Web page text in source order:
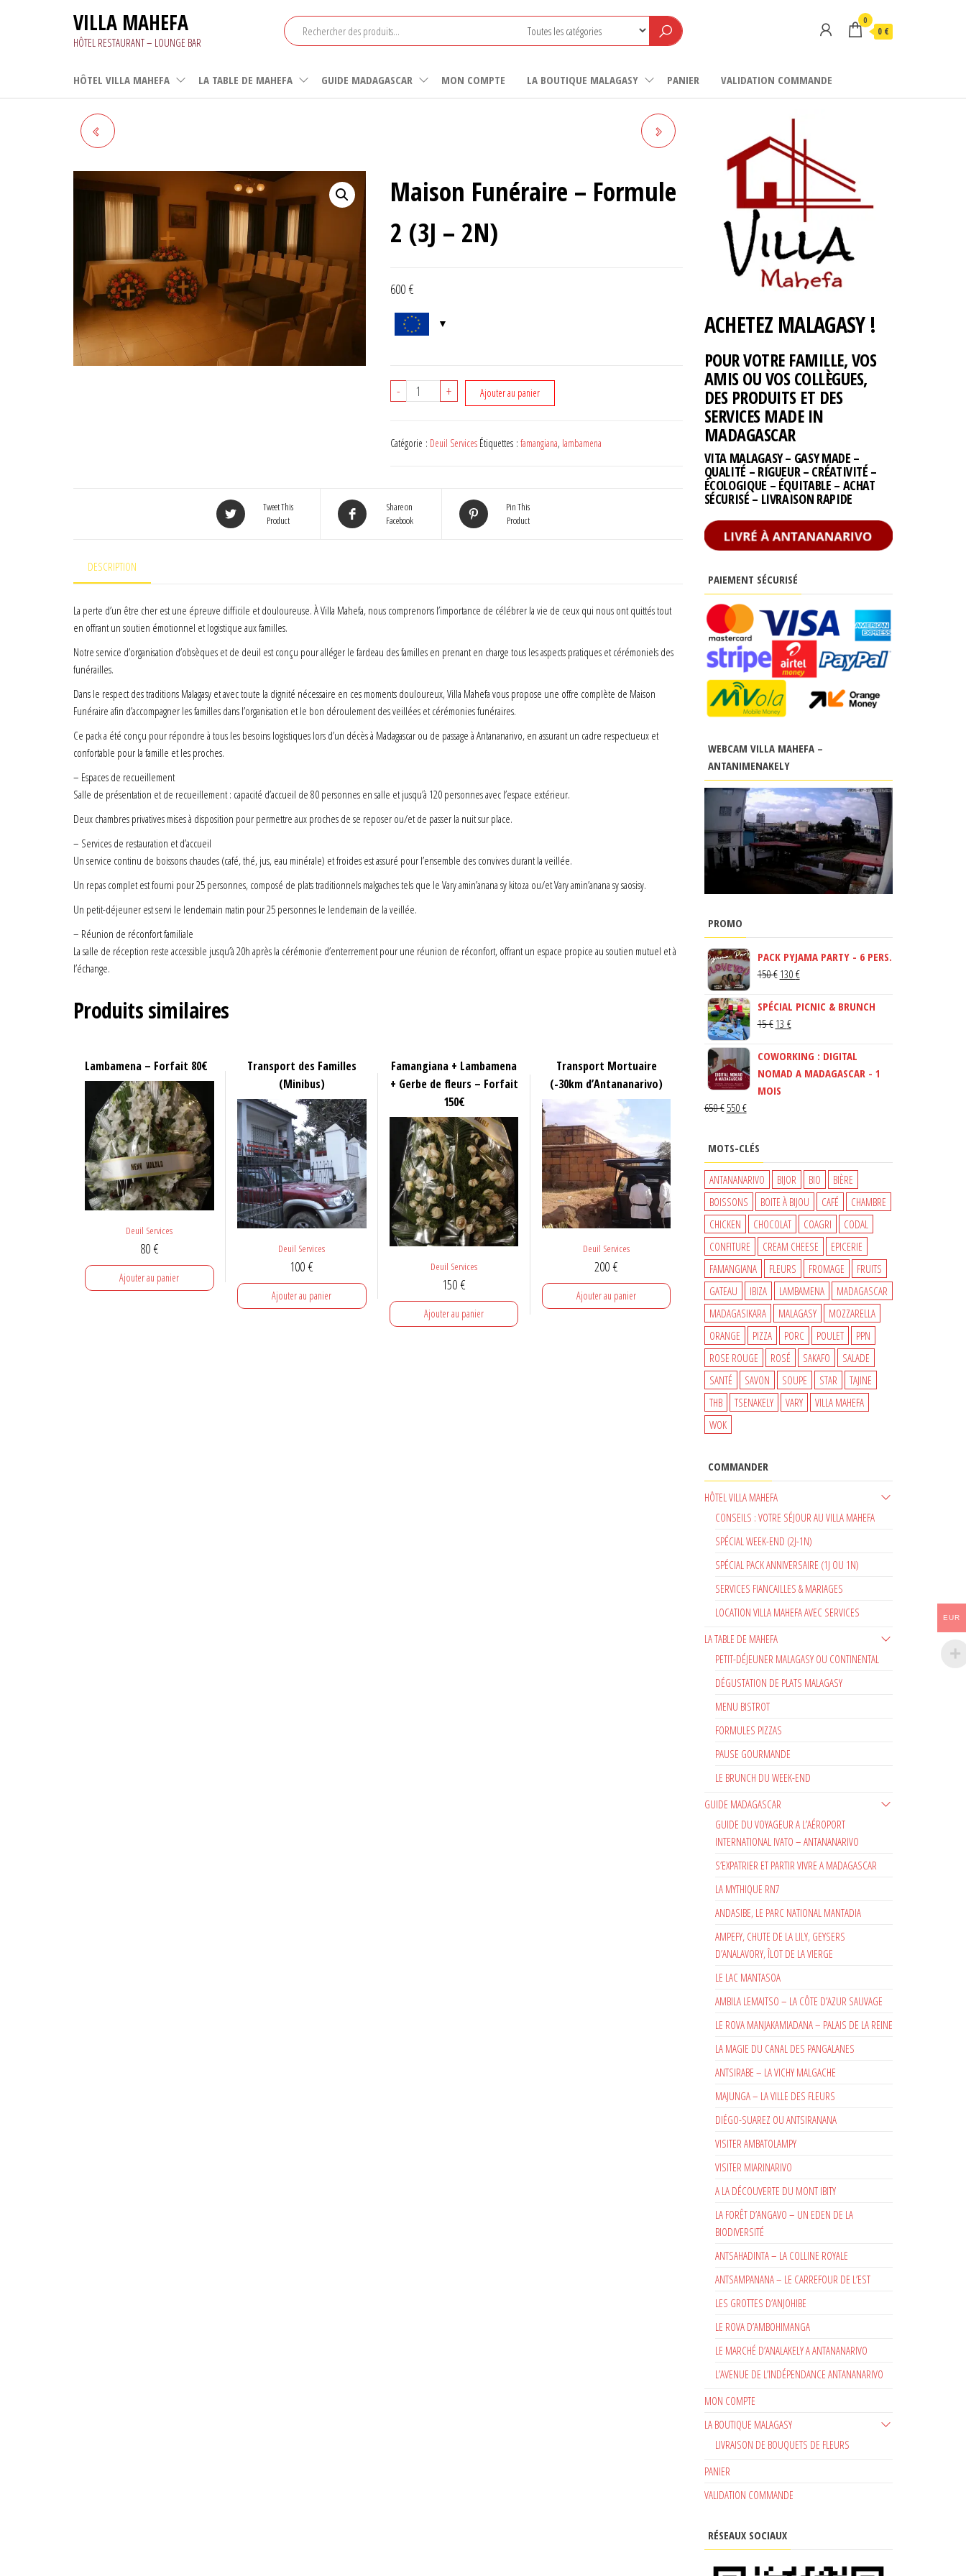
VILLA MAHEFA
HÔTEL RESTAURANT – LOUNGE BAR
0
0 €
HÔTEL VILLA MAHEFA LA TABLE DE MAHEFA GUIDE MADAGASCAR MON COMPTE LA BOUTIQUE MALAGASY PANIER VALIDATION COMMANDE
Maison Funéraire – Formule
2 (3J – 2N)
600€
-
quantité
de
Funéraire
(3J
-
+ Ajouter au panier
Catégorie : Deuil Services Étiquettes : famangiana, lambamena
Tweet This
Product
Share on
Facebook
Pin This
Product
DESCRIPTION
La perte d’un être cher est une épreuve difficile et douloureuse. À Villa Mahefa, nous comprenons l’importance de célébrer la vie de ceux qui nous ont quittés tout
en offrant un soutien émotionnel et logistique aux familles.
Notre service d’organisation d’obsèques et de deuil est conçu pour alléger le fardeau des familles en prenant en charge tous les aspects pratiques et cérémoniels des
funérailles.
Dans le respect des traditions Malagasy et avec toute la dignité nécessaire en ces moments douloureux, Villa Mahefa vous propose une offre complète de Maison
Funéraire afin d’accompagner les familles dans l’organisation et le bon déroulement des veillées et cérémonies funéraires.
Ce pack a été conçu pour répondre à tous les besoins logistiques lors d’un décès à Madagascar ou de passage à Antananarivo, en assurant un cadre respectueux et
confortable pour la famille et les proches.
– Espaces de recueillement
Salle de présentation et de recueillement : capacité d’accueil de 80 personnes en salle et jusqu’à 120 personnes avec l’espace extérieur.
Deux chambres privatives mises à disposition pour permettre aux proches de se reposer ou/et de passer la nuit sur place.
– Services de restauration et d’accueil
Un service continu de boissons chaudes (café, thé, jus, eau minérale) et froides est assuré pour l’ensemble des convives durant la veillée.
Un repas complet est fourni pour 25 personnes, composé de plats traditionnels malgaches tels que le Vary amin’anana sy kitoza ou/et Vary amin’anana sy saosisy.
Un petit-déjeuner est servi le lendemain matin pour 25 personnes le lendemain de la veillée.
– Réunion de réconfort familiale
La salle de réception reste accessible jusqu’à 20h après la cérémonie d’enterrement pour une réunion de réconfort, offrant un espace propice au soutien mutuel et à
l’échange.
Produits similaires
Lambamena – Forfait 80€
Deuil Services
80€
Ajouter au panier
Transport des Familles
(Minibus)
Deuil Services
100€
Ajouter au panier
Famangiana + Lambamena
+ Gerbe de fleurs – Forfait
150€
Deuil Services
150€
Ajouter au panier
Transport Mortuaire
(-30km d’Antananarivo)
Deuil Services
200€
Ajouter au panier
ACHETEZ MALAGASY !
POUR VOTRE FAMILLE, VOS
AMIS OU VOS COLLÈGUES,
DES PRODUITS ET DES
SERVICES MADE IN
MADAGASCAR
VITA MALAGASY – GASY MADE –
QUALITÉ – RIGUEUR – CRÉATIVITÉ –
ÉCOLOGIQUE – ÉQUITABLE – ACHAT
SÉCURISÉ – LIVRAISON RAPIDE
PAIEMENT SÉCURISÉ
WEBCAM VILLA MAHEFA –
ANTANIMENAKELY
PROMO
PACK PYJAMA PARTY - 6 PERS.
150€ LE
INITIAL
ÉTAIT :
130 €LE
ACTUEL
SPÉCIAL PICNIC & BRUNCH
15€ LE
INITIAL
ÉTAIT :
15 €.
13 €LE
ACTUEL
EST :
COWORKING : DIGITAL
NOMAD A MADAGASCAR - 1
MOIS
650€ LE
650 €.
550 €LE
ACTUEL
550 €.
MOTS-CLÉS
ANTANANARIVO BIJOR BIO
BIÈRE
BOISSONS
BOITE À BIJOU CAFÉ
CHAMBRE
CHICKEN
CHOCOLAT COAGRI
CODAL
CONFITURE
CREAM CHEESE
EPICERIE
FAMANGIANA
FLEURS FROMAGE
FRUITS
GATEAU
IBIZA LAMBAMENA
MADAGASCAR
MADAGASIKARA
MALAGASY
MOZZARELLA
ORANGE
PIZZA PORC POULET
PPN
ROSE ROUGE
ROSÉ SAKAFO
SALADE
SANTÉ
SAVON SOUPE STAR
TAJINE
THB
TSENAKELY VARY
VILLA MAHEFA
WOK
COMMANDER
HÔTEL VILLA MAHEFA
CONSEILS : VOTRE SÉJOUR AU VILLA MAHEFA
SPÉCIAL WEEK-END (2J-1N)
SPÉCIAL PACK ANNIVERSAIRE (1J OU 1N)
SERVICES FIANCAILLES & MARIAGES
LOCATION VILLA MAHEFA AVEC SERVICES
LA TABLE DE MAHEFA
PETIT-DÉJEUNER MALAGASY OU CONTINENTAL
DÉGUSTATION DE PLATS MALAGASY
MENU BISTROT
FORMULES PIZZAS
PAUSE GOURMANDE
LE BRUNCH DU WEEK-END
GUIDE MADAGASCAR
GUIDE DU VOYAGEUR A L’AÉROPORT
INTERNATIONAL IVATO – ANTANANARIVO
S’EXPATRIER ET PARTIR VIVRE A MADAGASCAR
LA MYTHIQUE RN7
ANDASIBE, LE PARC NATIONAL MANTADIA
AMPEFY, CHUTE DE LA LILY, GEYSERS
D’ANALAVORY, ÎLOT DE LA VIERGE
LE LAC MANTASOA
AMBILA LEMAITSO – LA CÔTE D’AZUR SAUVAGE
LE ROVA MANJAKAMIADANA – PALAIS DE LA REINE
LA MAGIE DU CANAL DES PANGALANES
ANTSIRABE – LA VICHY MALGACHE
MAJUNGA – LA VILLE DES FLEURS
DIÉGO-SUAREZ OU ANTSIRANANA
VISITER AMBATOLAMPY
VISITER MIARINARIVO
A LA DÉCOUVERTE DU MONT IBITY
LA FORÊT D’ANGAVO – UN EDEN DE LA
BIODIVERSITÉ
ANTSAHADINTA – LA COLLINE ROYALE
ANTSAMPANANA – LE CARREFOUR DE L’EST
LES GROTTES D’ANJOHIBE
LE ROVA D’AMBOHIMANGA
LE MARCHÉ D’ANALAKELY A ANTANANARIVO
L’AVENUE DE L’INDÉPENDANCE ANTANANARIVO
MON COMPTE
LA BOUTIQUE MALAGASY
LIVRAISON DE BOUQUETS DE FLEURS
PANIER
VALIDATION COMMANDE
RÉSEAUX SOCIAUX
EUR